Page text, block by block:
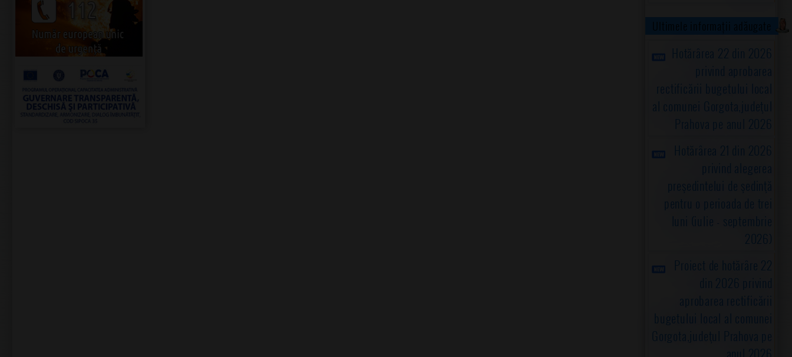
Ultimele informații adăugate
Hotărârea 22 din 2026
privind aprobarea
rectificării bugetului local
al comunei Gorgota,judeţul
Prahova pe anul 2026
Hotărârea 21 din 2026
privind alegerea
preşedintelui de şedinţă
pentru o perioada de trei
luni (iulie - septembrie
2026)
Proiect de hotărâre 22
din 2026 privind
aprobarea rectificării
bugetului local al comunei
Gorgota,judeţul Prahova pe
anul 2026